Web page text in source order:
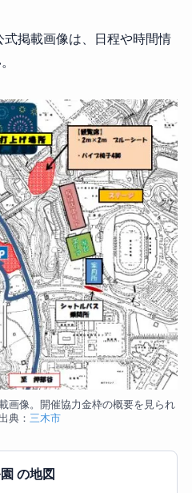
掲載画像は、日程や時間情
画像。開催協力金枠の概要を見られ
典： 三木市
の地図